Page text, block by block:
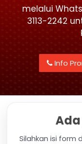
melalui
3113-2242
Info
Silahkan isi form